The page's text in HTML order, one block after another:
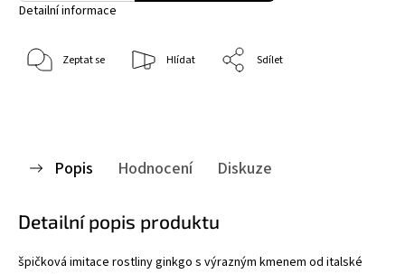
Detailní informace
Zeptat se Hlídat Sdílet
Popis Hodnocení Diskuze
Detailní popis produktu
špičková imitace rostliny ginkgo s výrazným kmenem od italské